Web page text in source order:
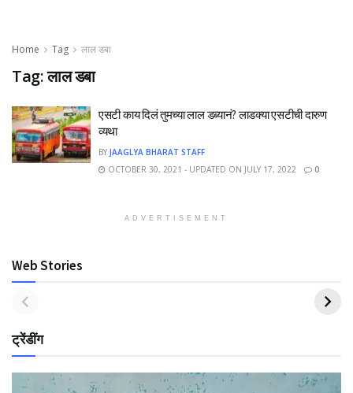
Home Tag लाल डबा
Tag:लाल डबा
एसटी काय दिलं तुमच्या लाल डब्यानं? लाडक्या एसटीची दारुण
व्यथा
BY JAAGLYA BHARAT STAFF
OCTOBER 30, 2021 - UPDATED ON JULY 17, 2022
0
ADVERTISEMENT
Web Stories
ट्रेंडींग